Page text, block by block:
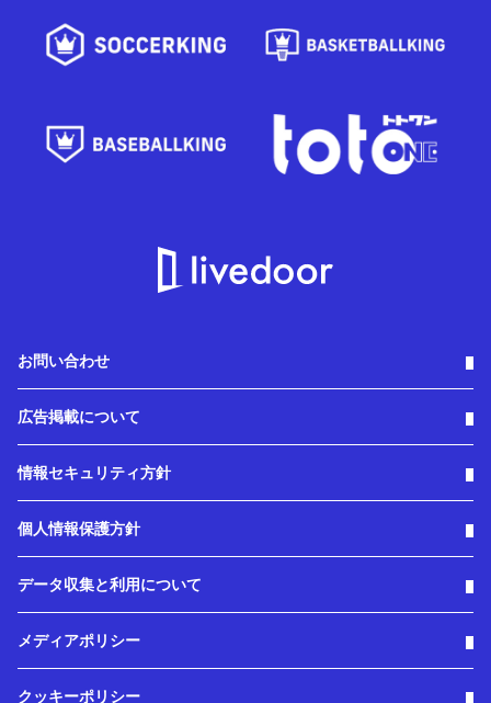
お問い合わせ
広告掲載について
情報セキュリティ方針
個人情報保護方針
データ収集と利用について
メディアポリシー
クッキーポリシー